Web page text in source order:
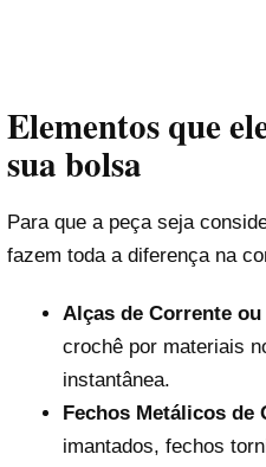
Elementos que
sua bolsa
Para que a peça seja
fazem toda a diferença na
Alças de Corrente ou
crochê por materiais
instantânea.
Fechos Metálicos de
imantados, fechos